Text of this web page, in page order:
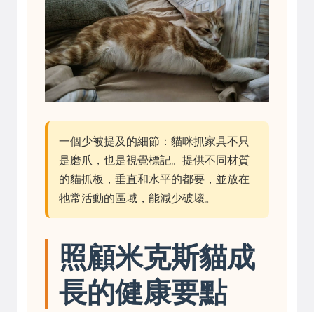
一個少被提及的細節：貓咪抓家具不只
是磨爪，也是視覺標記。提供不同材質
的貓抓板，垂直和水平的都要，並放在
牠常活動的區域，能減少破壞。
照顧米克斯貓成
長的健康要點